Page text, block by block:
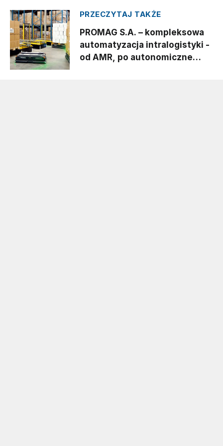
PRZECZYTAJ TAKŻE
PROMAG S.A. – kompleksowa
automatyzacja intralogistyki -
od AMR, po autonomiczne